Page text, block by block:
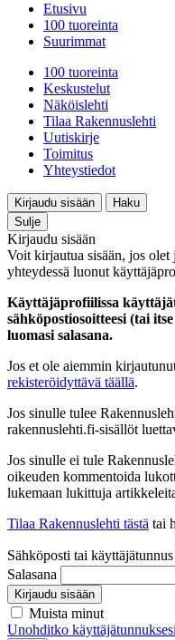
Etusivu
100 tuoreinta
Suurimmat
100 tuoreinta
Keskustelut
Näköislehti
Tilaa Rakennuslehti
Uutiskirje
Toimitus
Yhteystiedot
Kirjaudu sisään
Haku
Sulje
Kirjaudu sisään
Voit kirjautua sisään, jos
yhteydessä luonut
Käyttäjäprofiilissa
sähköpostiosoitteesi (tai
luomasi salasana.
Jos et ole aiemmin
rekisteröidyttävä täällä.
Jos sinulle tulee
rakennuslehti.fi-sisällöt
Jos sinulle ei tule
oikeuden kommentoida
lukemaan lukittuja
Tilaa Rakennuslehti tästä tai
Sähköposti tai käyttäjätunnus
Salasana
Kirjaudu sisään
Muista minut
Unohditko